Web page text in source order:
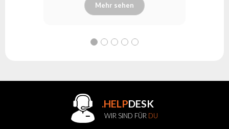
Mehr sehen
.HELPDESK
WIR SIND FÜR DU